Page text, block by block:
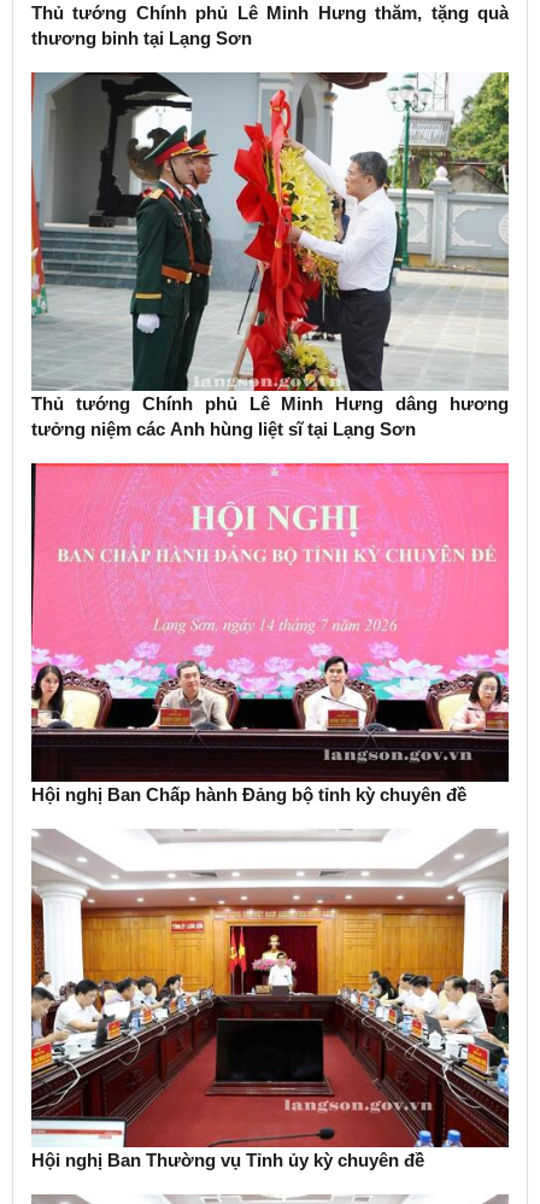
Thủ tướng Chính phủ Lê Minh Hưng thăm, tặng quà
thương binh tại Lạng Sơn
Thủ tướng Chính phủ Lê Minh Hưng dâng hương
tưởng niệm các Anh hùng liệt sĩ tại Lạng Sơn
Hội nghị Ban Chấp hành Đảng bộ tỉnh kỳ chuyên đề
Hội nghị Ban Thường vụ Tỉnh ủy kỳ chuyên đề